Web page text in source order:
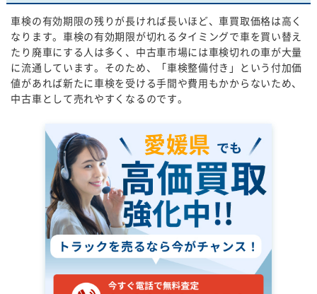
車検の有効期限の残りが長ければ長いほど、車買取価格は高く
なります。車検の有効期限が切れるタイミングで車を買い替え
たり廃車にする人は多く、中古車市場には車検切れの車が大量
に流通しています。そのため、「車検整備付き」という付加価
値があれば新たに車検を受ける手間や費用もかからないため、
中古車として売れやすくなるのです。
愛媛県